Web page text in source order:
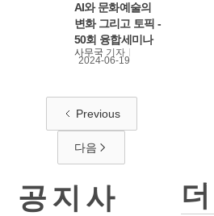
AI와 문화예술의
변화 그리고 토픽 -
50회 융합세미나
사무국 기자
2024-06-19
Previous
다음
공지사